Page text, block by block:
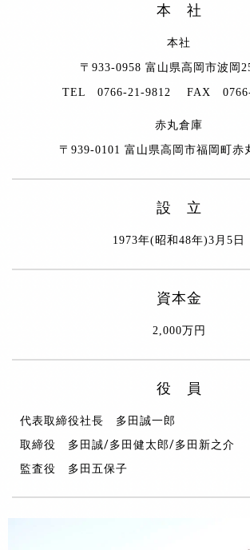
本 社
本社
〒933-0958 富山県高岡市波岡
TEL 0766-21-9812 FAX 0766-
赤丸倉庫
〒939-0101 富山県高岡市福岡町赤
設 立
1973年(昭和48年)3月5日
資本金
2,000万円
役 員
代表取締役社長 多田誠一郎
取締役 多田誠/多田健太郎/多田新之介
監査役 多田五保子